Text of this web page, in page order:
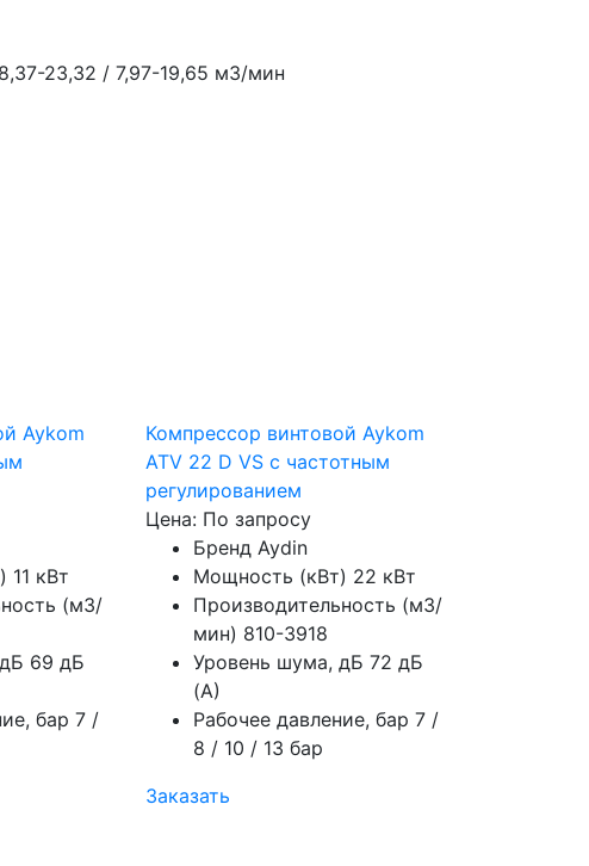
23,32 / 7,97-19,65 м3/мин
Aykom
11 кВт
(м3/
69 дБ
бар 7 /
Компрессор винтовой Aykom
ATV 22 D VS с частотным
регулированием
Цена: По запросу
Бренд Aydin
Мощность (кВт) 22 кВт
Производительность (м3/
мин) 810-3918
Уровень шума, дБ 72 дБ
(А)
Рабочее давление, бар 7 /
8 / 10 / 13 бар
Заказать